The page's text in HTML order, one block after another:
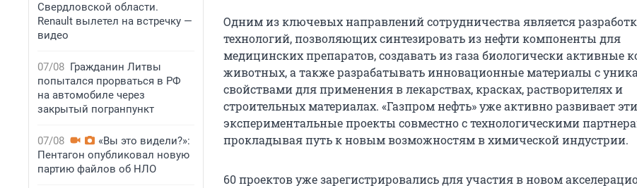
Свердловской области.
Renault вылетел на встречку —
видео
07/08 Гражданин Литвы
попытался прорваться в РФ
на автомобиле через
закрытый погранпункт
07/08
«Вы это видели?»:
Пентагон опубликовал новую
партию файлов об НЛО
Одним из ключевых направлений сотрудничества является
технологий, позволяющих синтезировать из нефти компоненты для
медицинских препаратов, создавать из газа биологически активные
животных, а также разрабатывать инновационные материалы с
свойствами для применения в лекарствах, красках, растворителях и
строительных материалах. «Газпром нефть» уже активно развивает эти
экспериментальные проекты совместно с технологическими
прокладывая путь к новым возможностям в химической индустрии.
60 проектов уже зарегистрировались для участия в новом